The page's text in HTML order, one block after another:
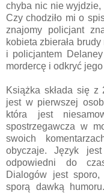
chyba nic nie wyjdzie,
Czy chodziło mi o
znajomy policjant
kobieta zbierała
i policjantem
mordercę i odkryć
Książka składa się z
jest w pierwszej
która jest
spostrzegawcza w
swoich
obyczaje. Język
odpowiedni do
Dialogów jest
sporą dawką